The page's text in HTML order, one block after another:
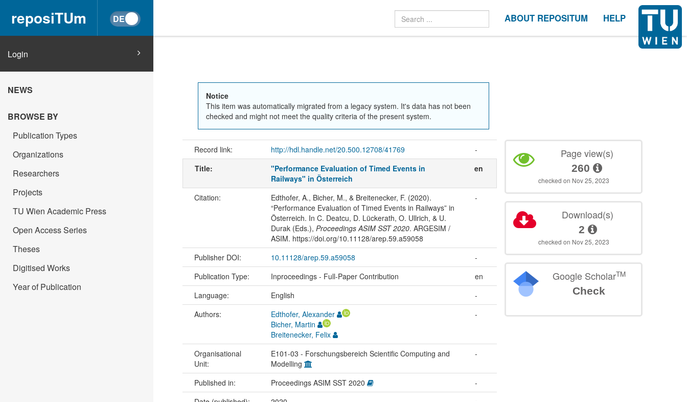
reposiTUm ABOUT REPOSITUM HELP
Login
NEWS
BROWSE BY
Publication Types
Organizations
Researchers
Projects
TU Wien Academic Press
Open Access Series
Theses
Digitised Works
Year of Publication
Notice
This item was automatically migrated from a legacy system. It's data has not been
checked and might not meet the quality criteria of the present system.
Record link: http://hdl.handle.net/20.500.12708/41769
-
Title:
"Performance Evaluation of Timed Events in
Railways" in Österreich
en
Citation:
Edthofer, A., Bicher, M., & Breitenecker, F. (2020).
“Performance Evaluation of Timed Events in Railways” in
Österreich. In C. Deatcu, D. Lückerath, O. Ullrich, & U.
Durak (Eds.), Proceedings ASIM SST 2020. ARGESIM /
ASIM. https://doi.org/10.11128/arep.59.a59058
-
Publisher DOI: 10.11128/arep.59.a59058
-
Publication Type:
Inproceedings - Full-Paper Contribution
en
Language:
English
-
Authors:
Edthofer, Alexander
Bicher, Martin
Breitenecker, Felix
-
Organisational
Unit:
E101-03 - Forschungsbereich Scientific Computing and
Modelling
-
Published in: Proceedings ASIM SST 2020
-
Page view(s)
260
checked on Nov 25, 2023
Download(s)
2
checked on Nov 25, 2023
Google ScholarTM
Check